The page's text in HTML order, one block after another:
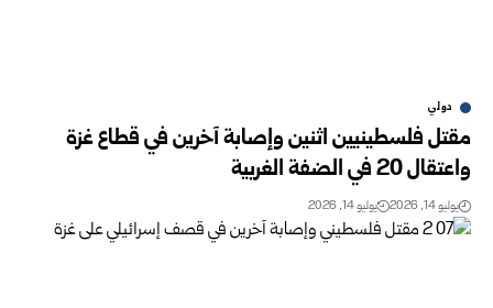
دولي
مقتل فلسطينيين اثنين وإصابة آخرين في قطاع غزة
واعتقال 20 في الضفة الغربية
يوليو 14, 2026 يوليو 14, 2026